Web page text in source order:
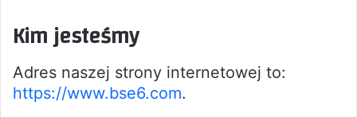
Kim jesteśmy
Adres naszej strony internetowej to:
https://www.bse6.com.